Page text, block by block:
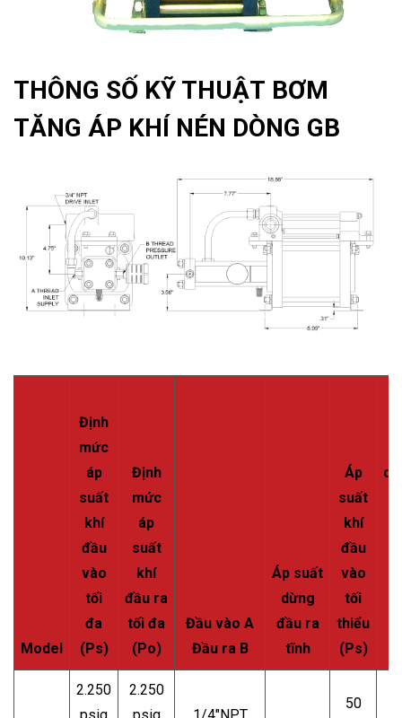
THÔNG SỐ KỸ THUẬT BƠM
TĂNG ÁP KHÍ NÉN DÒNG GB
Model
Định
mức
áp
suất
khí
đầu
vào
tối
đa
(Ps)
Định
mức
áp
suất
khí
đầu ra
tối đa
(Po)
Đầu vào A
Đầu ra B
Áp suất
dừng
đầu ra
tĩnh
Áp
suất
khí
đầu
vào
tối
thiểu
(Ps)
2.250
2.250
50